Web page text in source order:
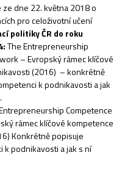
dne 22. května 2018 o
pro celoživotní učení
politiky ČR do roku
The Entrepreneurship
– Evropský rámec klíčové
(2016) – konkrétně
k podnikavosti a jak
Competence
rámec klíčové kompetence
Konkrétně popisuje
k podnikavosti a jak s ní